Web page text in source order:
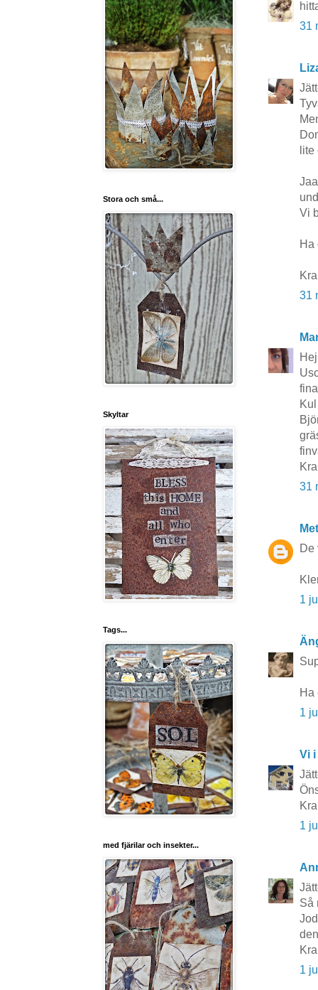
31
Vi
Ha
31
31
De
1
Ha
1
Vi
1
Så
1
Stora och små...
Skyltar
Tags...
med fjärilar och insekter...